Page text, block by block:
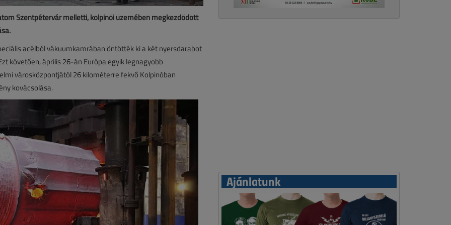
Szentpétervár melletti, kolpinói üzemében megkezdődött
acélból vákuumkamrában öntötték ki a két nyersdarabot
követően, április 26-án Európa egyik legnagyobb
városközpontjától 26 kilométerre fekvő Kolpinóban
kovácsolása.
Ajánlatunk